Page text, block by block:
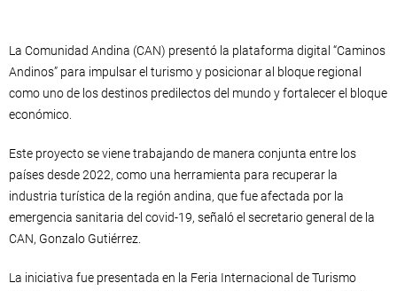
La Comunidad Andina (CAN) presentó la plataforma digital “Caminos
Andinos” para impulsar el turismo y posicionar al bloque regional
como uno de los destinos predilectos del mundo y fortalecer el bloque
económico.
Este proyecto se viene trabajando de manera conjunta entre los
países desde 2022, como una herramienta para recuperar la
industria turística de la región andina, que fue afectada por la
emergencia sanitaria del covid-19, señaló el secretario general de la
CAN, Gonzalo Gutiérrez.
La iniciativa fue presentada en la Feria Internacional de Turismo